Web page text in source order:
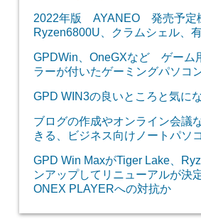
2022年版 AYANEO 発売予定
Ryzen6800U、クラムシェル、
GPDWin、OneGXなど ゲーム
ラーが付いたゲーミングパソコ
GPD WIN3の良いところと気に
ブログの作成やオンライン会議
きる、ビジネス向けノートパソ
GPD Win MaxがTiger Lake、
ンアップしてリニューアルが決
ONEX PLAYERへの対抗か